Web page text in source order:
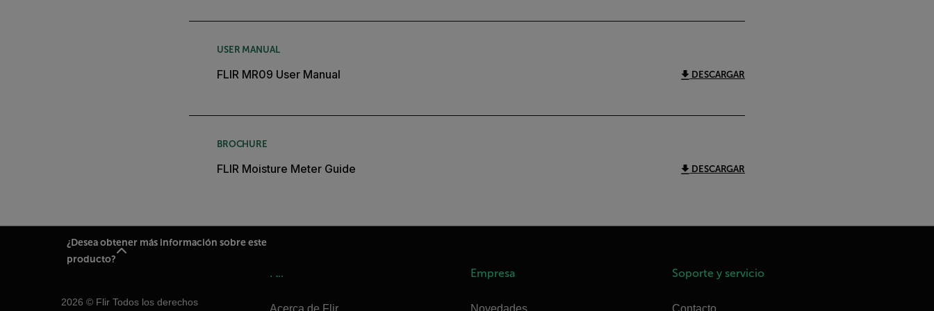
USER MANUAL
FLIR MR09 User Manual DESCARGAR
BROCHURE
FLIR Moisture Meter Guide DESCARGAR
¿Desea obtener más información sobre este
producto?
2026 © Flir Todos los derechos
Flir
Acerca de Flir
Empresa
Novedades
Soporte y servicio
Contacto